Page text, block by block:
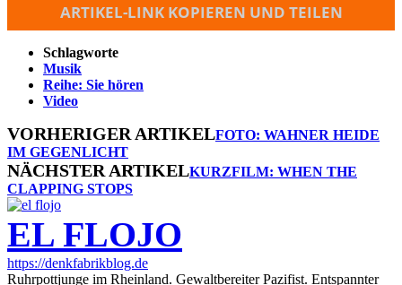
ARTIKEL-LINK KOPIEREN UND TEILEN
Schlagworte
Musik
Reihe: Sie hören
Video
VORHERIGER ARTIKELFOTO: WAHNER HEIDE
IM GEGENLICHT
NÄCHSTER ARTIKELKURZFILM: WHEN THE
CLAPPING STOPS
EL FLOJO
https://denkfabrikblog.de
Ruhrpottjunge im Rheinland. Gewaltbereiter Pazifist. Entspannter